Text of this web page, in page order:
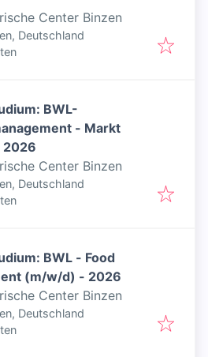
Center Binzen
Deutschland
:
BWL-
- Markt
Center Binzen
Deutschland
:
BWL - Food
(m/w/d) - 2026
Center Binzen
Deutschland
: